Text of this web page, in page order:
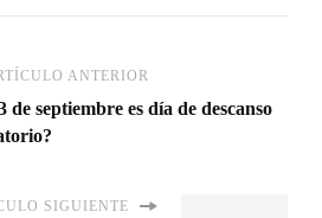
ANTERIOR
de septiembre es día de descanso
SIGUIENTE